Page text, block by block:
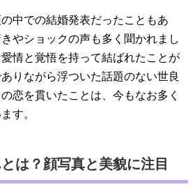
中での結婚発表だったこともあ
やショックの声も多く聞かれまし
情と覚悟を持って結ばれたことが
りながら浮ついた話題のない世良
恋を貫いたことは、今もなお多く
す。
は？顔写真と美貌に注目